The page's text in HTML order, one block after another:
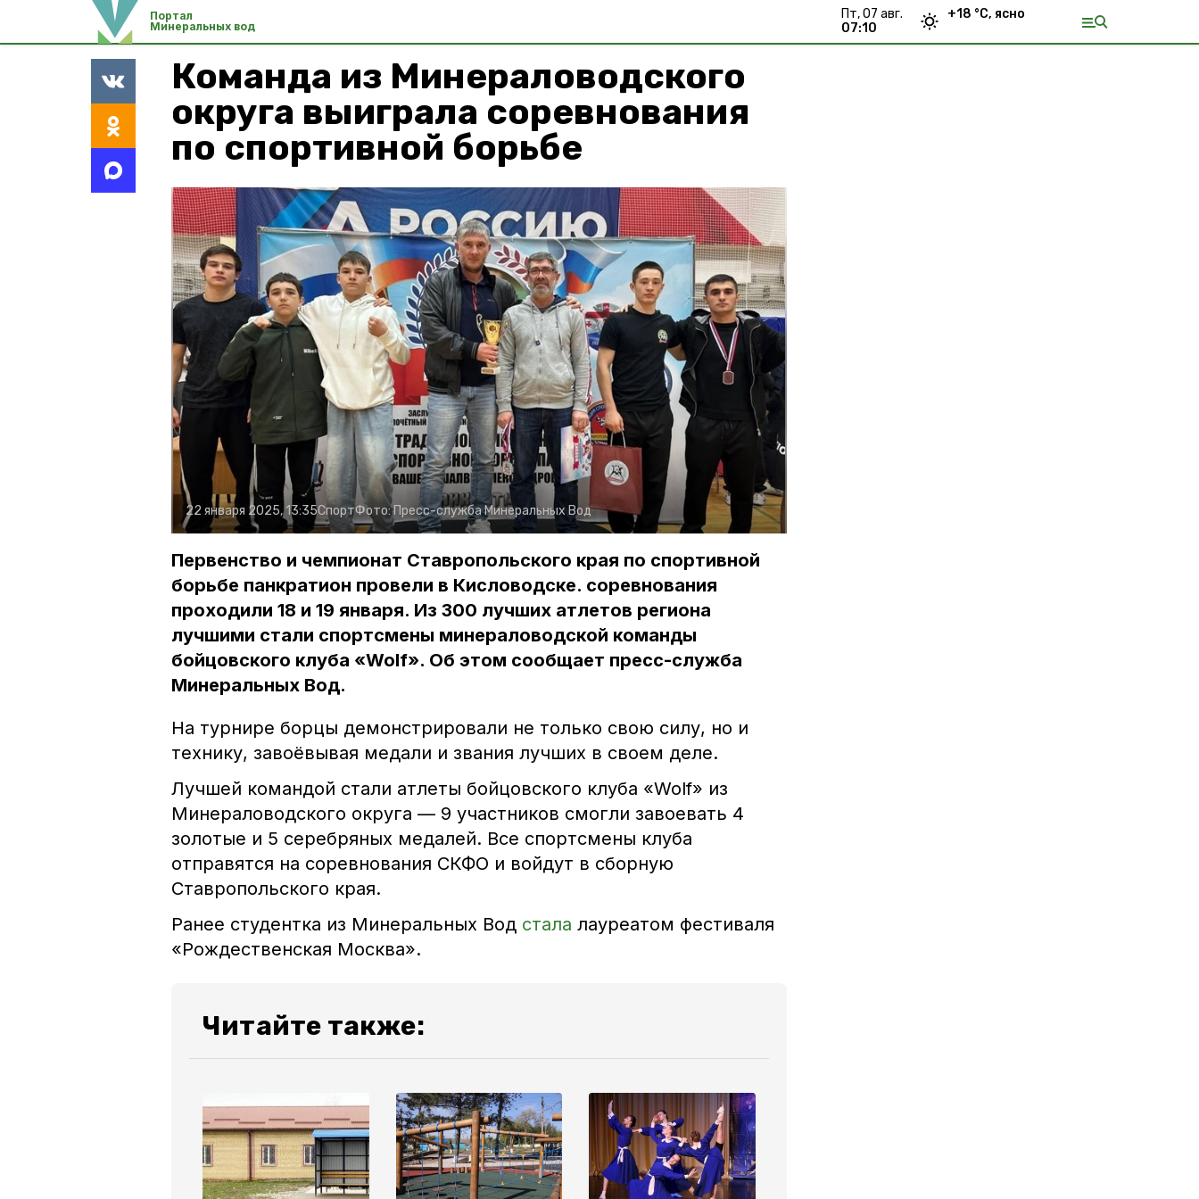
Портал
Минеральных вод
пт, 07 авг.
07:10
+18 °С, ясно
Команда из Минераловодского
округа выиграла соревнования
по спортивной борьбе
22 января 2025, 13:35СпортФото:Пресс-служба Минеральных Вод
Первенство и чемпионат Ставропольского края по спортивной
борьбе панкратион провели в Кисловодске. соревнования
проходили 18 и 19 января. Из 300 лучших атлетов региона
лучшими стали спортсмены минераловодской команды
бойцовского клуба «Wolf». Об этом сообщает пресс-служба
Минеральных Вод.
На турнире борцы демонстрировали не только свою силу, но и
технику, завоёвывая медали и звания лучших в своем деле.
Лучшей командой стали атлеты бойцовского клуба «Wolf» из
Минераловодского округа — 9 участников смогли завоевать 4
золотые и 5 серебряных медалей. Все спортсмены клуба
отправятся на соревнования СКФО и войдут в сборную
Ставропольского края.
Ранее студентка из Минеральных Вод стала лауреатом фестиваля
«Рождественская Москва».
Читайте также: